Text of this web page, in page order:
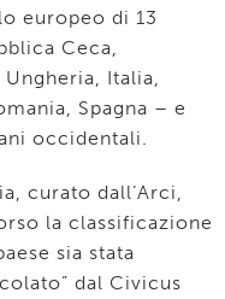
europeo di 13
Ceca,
Italia,
Spagna – e
occidentali.
curato dall’Arci,
la classificazione
sia stata
dal Civicus